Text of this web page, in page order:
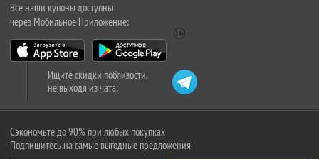
Все наши купоны доступны
через Мобильное Приложение:
Ищите скидки поблизости,
не выходя из чата:
Сэкономьте до 90% при любых покупках
Подпишитесь на самые выгодные предложения